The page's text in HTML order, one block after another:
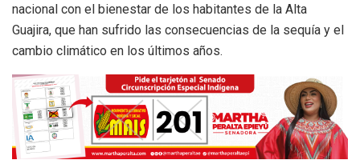
nacional con el bienestar de los habitantes de la Alta
Guajira, que han sufrido las consecuencias de la sequía y el
cambio climático en los últimos años.